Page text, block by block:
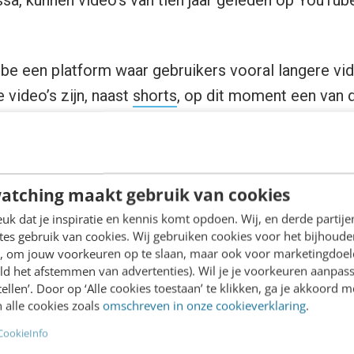
maakt gebruik van cookies
dat je inspiratie en kennis komt opdoen. Wij, en derde
gebruik van cookies. Wij gebruiken cookies voor het
om jouw voorkeuren op te slaan, maar ook voor
het afstemmen van advertenties). Wil je je voorkeuren
Door op ‘Alle cookies toestaan’ te klikken, ga je akkoord
alle cookies zoalsomschreven in onze cookieverklaring.
een platform waar gebruikers vooral langere
zijn, naast shorts, op dit moment een van
betekent dat je meer ruimte hebt om je verhaal
is de perfecte plaats voor educatieve,
kanaal wil beginnen: hoe pak je dan organische
expertise of onderwerp